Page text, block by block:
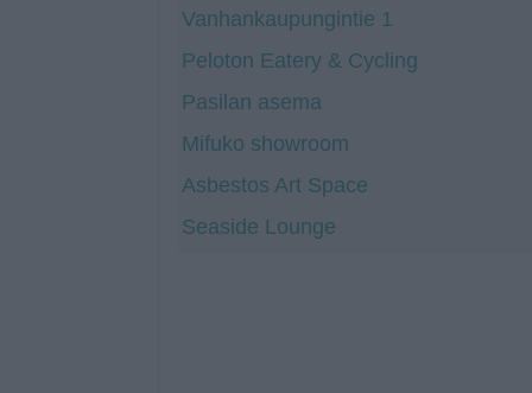
Vanhankaupungintie 1
Peloton Eatery & Cycling
Pasilan asema
Mifuko showroom
Asbestos Art Space
Seaside Lounge